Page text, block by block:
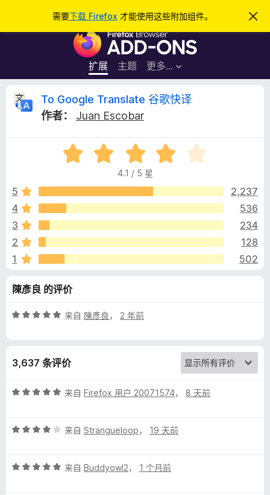
需要下载 Firefox 才能使用这些附加组件。
忽
此
F
r
e
f
x
览
器
附
加
件
扩展 主题 更多…
登录
T
o
o
g
l
e
r
a
n
To Google Translate 谷歌快译
作者：
Juan Escobar
评
分
.
/
4.1 / 5 星
5
2,237
4
536
3
234
2
128
1
502
陳彥良 的评价
评
5
来自 陳彥良， 2 年前
3,637 条评价
评
/
来自 Firefox 用户 20071574， 8 天前
评
/
来自 Strangueloop， 19 天前
评
来自 Buddyowl2， 1 个月前